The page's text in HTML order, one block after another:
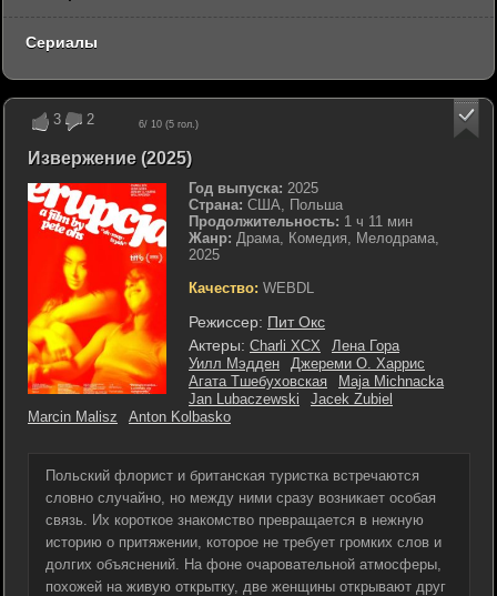
3 2 6/ 10 (5 гол.)
Извержение (2025)
Год выпуска: 2025
Страна: США, Польша
Продолжительность: 1 ч 11 мин
Жанр: Драма, Комедия, Мелодрама,
2025
Качество: WEBDL
Режиссер: Пит Окс
Актеры: Charli XCX
Лена Гора
Уилл Мэдден
Джереми О. Харрис
Агата Тшебуховская
Maja Michnacka
Jan Lubaczewski
Jacek Zubiel
Marcin Malisz
Anton Kolbasko
Польский флорист и британская туристка встречаются
словно случайно, но между ними сразу возникает особая
связь. Их короткое знакомство превращается в нежную
историю о притяжении, которое не требует громких слов и
долгих объяснений. На фоне очаровательной атмосферы,
похожей на живую открытку, две женщины открывают друг
Сериалы